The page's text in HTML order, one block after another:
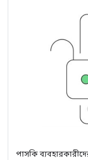
পাসকি